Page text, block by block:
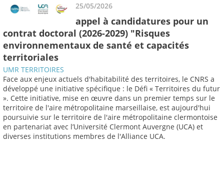
25/05/2026
appel à candidatures pour un
contrat doctoral (2026-2029) "Risques
environnementaux de santé et capacités
territoriales
UMR TERRITOIRES
Face aux enjeux actuels d'habitabilité des territoires, le CNRS a
développé une initiative spécifique : le Défi « Territoires du futur
». Cette initiative, mise en œuvre dans un premier temps sur le
territoire de l'aire métropolitaine marseillaise, est aujourd'hui
poursuivie sur le territoire de l'aire métropolitaine clermontoise
en partenariat avec l’Université Clermont Auvergne (UCA) et
diverses institutions membres de l'Alliance UCA.